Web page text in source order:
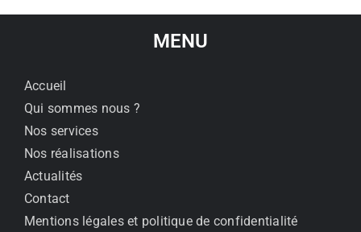
MENU
Accueil
Qui sommes nous ?
Nos services
Nos réalisations
Actualités
Contact
Mentions légales et politique de confidentialité